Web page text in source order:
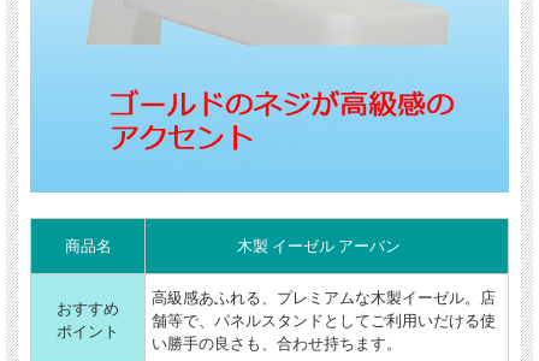
商品名 木製 イーゼル アーバン
おすすめ
ポイント
高級感あふれる、プレミアムな木製イーゼル。店
舗等で、パネルスタンドとしてご利用いだける使
い勝手の良さも、合わせ持ちます。